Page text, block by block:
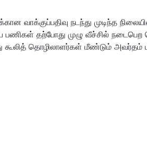
வாக்குப்பதிவு நடந்து முடிந்த
பணிகள் தற்போது முழு வீச்சில் நடைபெற
கூலித் தொழிலாளர்கள் மீண்டும் அவர்தம்